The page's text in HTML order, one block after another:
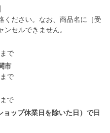
ください。なお、商品名に［受
セルできません。
で
市
で
で
ップ休業日を除いた日）で日